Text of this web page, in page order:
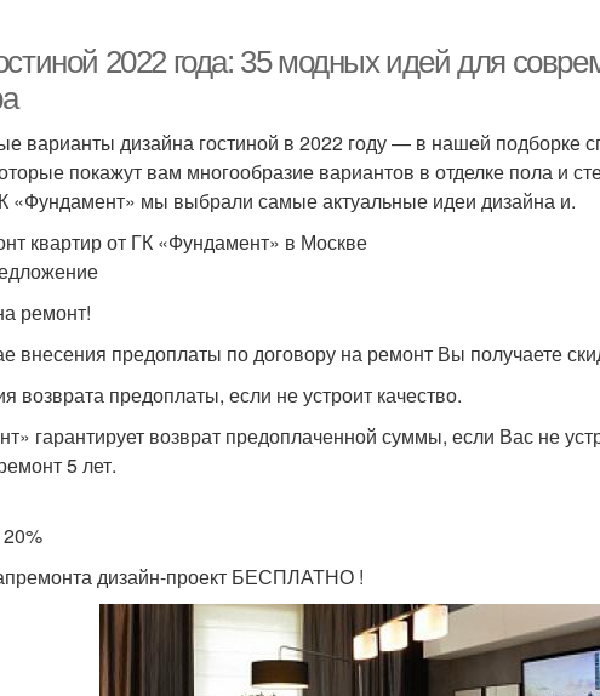
2022 года: 35 модных идей для
варианты дизайна гостиной в 2022 году — в нашей подборке
покажут вам многообразие вариантов в отделке пола и
«Фундамент» мы выбрали самые актуальные идеи дизайна и.
квартир от ГК «Фундамент» в Москве
ремонт!
внесения предоплаты по договору на ремонт Вы получаете
возврата предоплаты, если не устроит качество.
гарантирует возврат предоплаченной суммы, если Вас не
5 лет.
дизайн-проект БЕСПЛАТНО !